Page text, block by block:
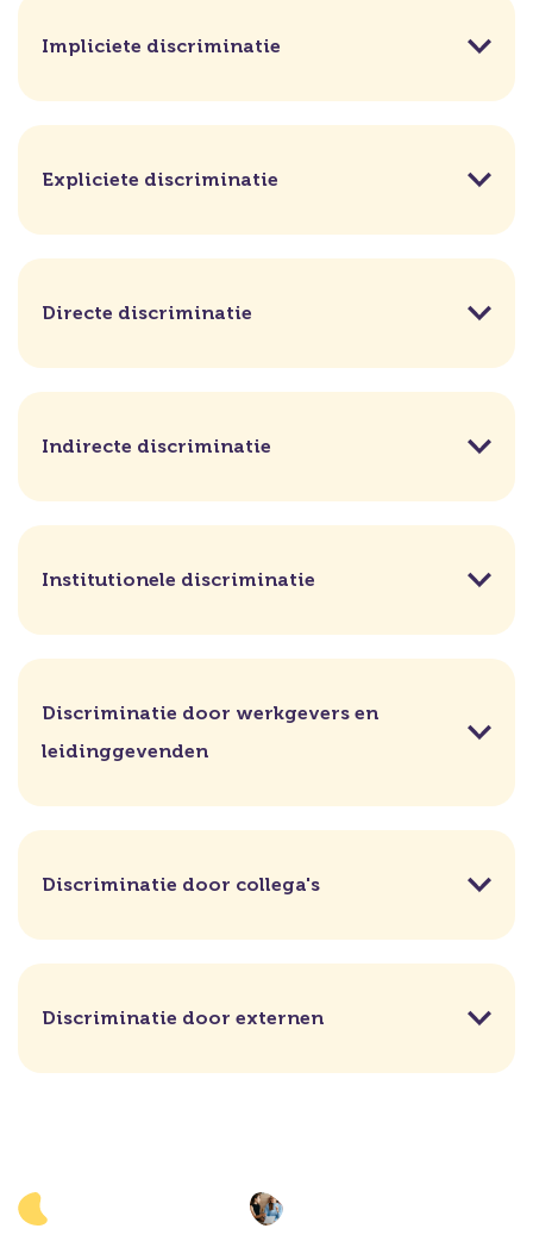
Impliciete discriminatie
Expliciete discriminatie
Directe discriminatie
Indirecte discriminatie
Institutionele discriminatie
Discriminatie door werkgevers en
leidinggevenden
Discriminatie door collega's
Discriminatie door externen